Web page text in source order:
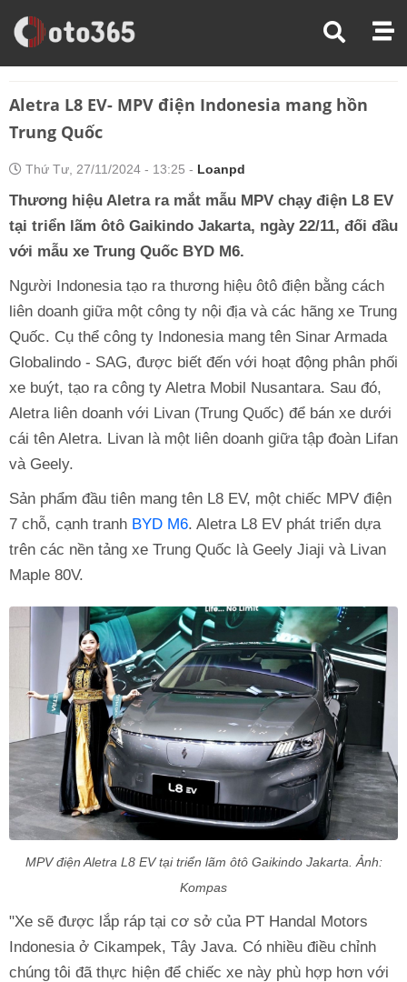
Trang Chủ
Tin Xe
Aletra L8 EV- MPV điện Indonesia mang hồn
Trung Quốc
Thứ Tư, 27/11/2024 - 13:25 - Loanpd
Thương hiệu Aletra ra mắt mẫu MPV chạy điện L8 EV
tại triển lãm ôtô Gaikindo Jakarta, ngày 22/11, đối đầu
với mẫu xe Trung Quốc BYD M6.
Người Indonesia tạo ra thương hiệu ôtô điện bằng cách
liên doanh giữa một công ty nội địa và các hãng xe Trung
Quốc. Cụ thể công ty Indonesia mang tên Sinar Armada
Globalindo - SAG, được biết đến với hoạt động phân phối
xe buýt, tạo ra công ty Aletra Mobil Nusantara. Sau đó,
Aletra liên doanh với Livan (Trung Quốc) để bán xe dưới
cái tên Aletra. Livan là một liên doanh giữa tập đoàn Lifan
và Geely.
Sản phẩm đầu tiên mang tên L8 EV, một chiếc MPV điện
7 chỗ, cạnh tranh BYD M6. Aletra L8 EV phát triển dựa
trên các nền tảng xe Trung Quốc là Geely Jiaji và Livan
Maple 80V.
MPV điện Aletra L8 EV tại triển lãm ôtô Gaikindo Jakarta. Ảnh:
Kompas
"Xe sẽ được lắp ráp tại cơ sở của PT Handal Motors
Indonesia ở Cikampek, Tây Java. Có nhiều điều chỉnh
chúng tôi đã thực hiện để chiếc xe này phù hợp hơn với